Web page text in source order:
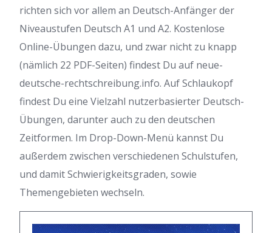
richten sich vor allem an Deutsch-Anfänger der
Niveaustufen Deutsch A1 und A2. Kostenlose
Online-Übungen dazu, und zwar nicht zu knapp
(nämlich 22 PDF-Seiten) findest Du auf neue-
deutsche-rechtschreibung.info. Auf Schlaukopf
findest Du eine Vielzahl nutzerbasierter Deutsch-
Übungen, darunter auch zu den deutschen
Zeitformen. Im Drop-Down-Menü kannst Du
außerdem zwischen verschiedenen Schulstufen,
und damit Schwierigkeitsgraden, sowie
Themengebieten wechseln.